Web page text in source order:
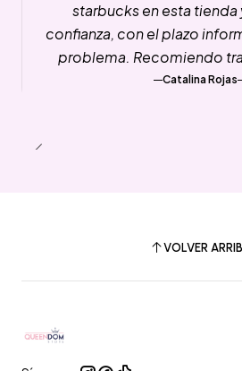
starbucks en esta tienda
confianza, con el plazo
problema. Recomiendo
Catalina Rojas
VOLVER